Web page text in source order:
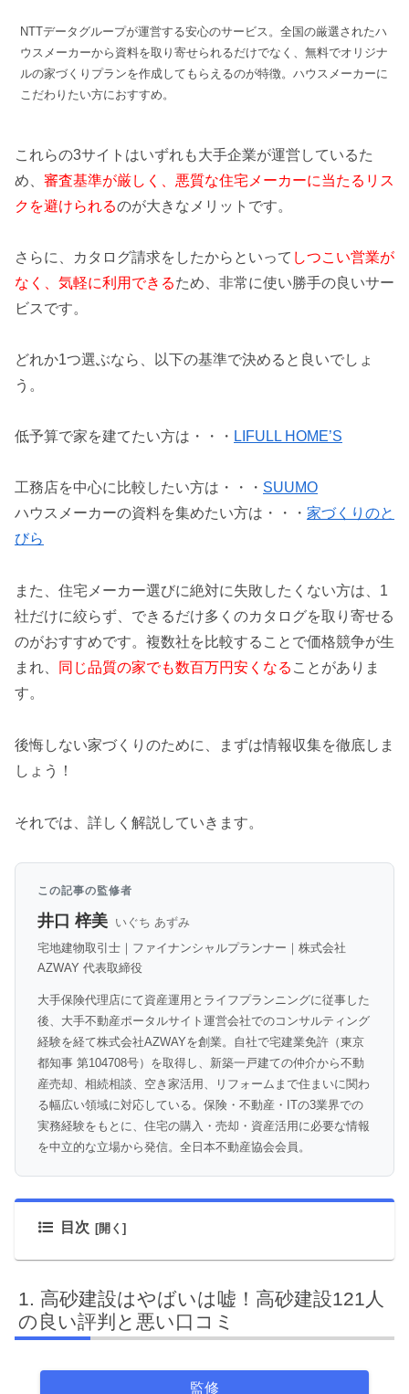
NTTデータグループが運営する安心のサービス。全国の厳選されたハ
ウスメーカーから資料を取り寄せられるだけでなく、無料でオリジナ
ルの家づくりプランを作成してもらえるのが特徴。ハウスメーカーに
こだわりたい方におすすめ。
これらの3サイトはいずれも大手企業が運営しているた
め、 審査基準が厳しく、悪質な住宅メーカーに当たるリス
クを避けられるのが大きなメリットです。
さらに、カタログ請求をしたからといって しつこい営業が
なく、気軽に利用できるため、非常に使い勝手の良いサー
ビスです。
どれか1つ選ぶなら、以下の基準で決めると良いでしょ
う。
低予算で家を建てたい方は・・・ LIFULL HOME’S
工務店を中心に比較したい方は・・・ SUUMO
ハウスメーカーの資料を集めたい方は・・・ 家づくりのと
びら
また、住宅メーカー選びに絶対に失敗したくない方は、1
社だけに絞らず、できるだけ多くのカタログを取り寄せる
のがおすすめです。複数社を比較することで価格競争が生
まれ、
同じ品質の家でも数百万円安くなる ことがありま
す。
後悔しない家づくりのために、まずは情報収集を徹底しま
しょう！
それでは、詳しく解説していきます。
この記事の監修者
井口 梓美 いぐち あずみ
宅地建物取引士｜ファイナンシャルプランナー｜株式会社
AZWAY 代表取締役
大手保険代理店にて資産運用とライフプランニングに従事した
後、大手不動産ポータルサイト運営会社でのコンサルティング
経験を経て株式会社AZWAYを創業。自社で宅建業免許（東京
都知事 第104708号）を取得し、新築一戸建ての仲介から不動
産売却、相続相談、空き家活用、リフォームまで住まいに関わ
る幅広い領域に対応している。保険・不動産・ITの3業界での
実務経験をもとに、住宅の購入・売却・資産活用に必要な情報
を中立的な立場から発信。全日本不動産協会会員。
目次
高砂建設はやばいは嘘！高砂建設121人
の良い評判と悪い口コミ
監修